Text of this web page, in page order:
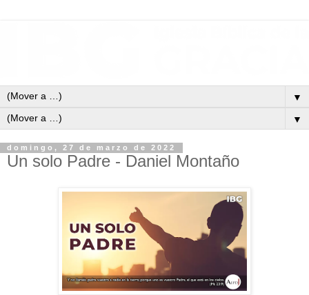
▼
▼
domingo, 27 de marzo de 2022
Un solo Padre - Daniel Montaño